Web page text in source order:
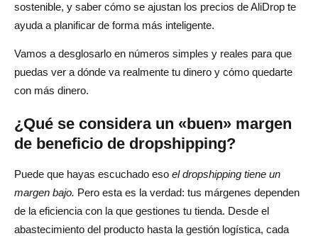
¿Qué es un buen margen de beneficio para el
dropshipping?
¿Cómo afectan los precios de AliDrop a mis márgenes
¿Cómo puedo aumentar mis márgenes de beneficio de
¿AliDrop ofrece una prueba gratuita o un descuento para
los nuevos usuarios?
sostenible, y saber cómo se ajustan los precios de AliDrop te
ayuda a planificar de forma más inteligente.
Vamos a desglosarlo en números simples y reales para que
puedas ver a dónde va realmente tu dinero y cómo quedarte
con más dinero.
¿Qué se considera un «buen» margen
de beneficio de dropshipping?
Puede que hayas escuchado eso el dropshipping tiene un
margen bajo. Pero esta es la verdad: tus márgenes dependen
de la eficiencia con la que gestiones tu tienda. Desde el
abastecimiento del producto hasta la gestión logística, cada